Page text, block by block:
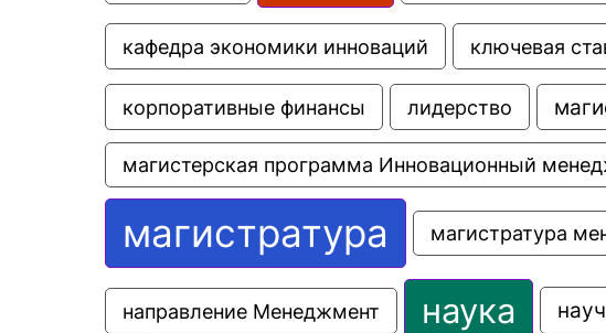
кафедра экономики инноваций ключевая
корпоративные финансы лидерство
магистерская программа Инновационный
магистратура магистратура
направление Менеджмент наука